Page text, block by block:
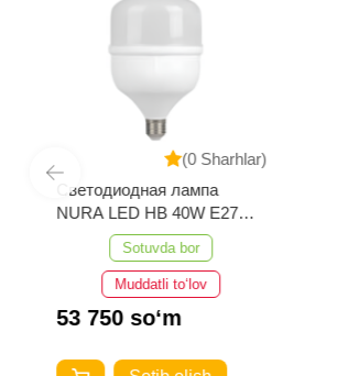
(0 Sharhlar)
Светодиодная лампа
NURA LED HB 40W E27
Sotuvda bor
Muddatli to‘lov
53 750 so‘m